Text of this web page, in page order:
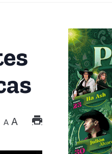
A A